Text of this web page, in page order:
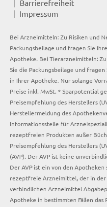
Barrierefreiheit
Impressum
Bei Arzneimitteln: Zu Risiken und
Packungsbeilage und fragen Sie
Apotheke. Bei Tierarzneimitteln:
Sie die Packungsbeilage und
in Ihrer Apotheke. Nur solange
Preise inkl. MwSt. * Sparpotential
Preisempfehlung des Herstellers
Herstellermeldung des
Informationsstelle für
rezeptfreien Produkten außer
Preisempfehlung des Herstellers
(AVP). Der AVP ist keine
Der AVP ist ein von den
rezeptfreie Arzneimittel, der in
verbindlichen Arzneimittel
Apotheke in bestimmten Fällen